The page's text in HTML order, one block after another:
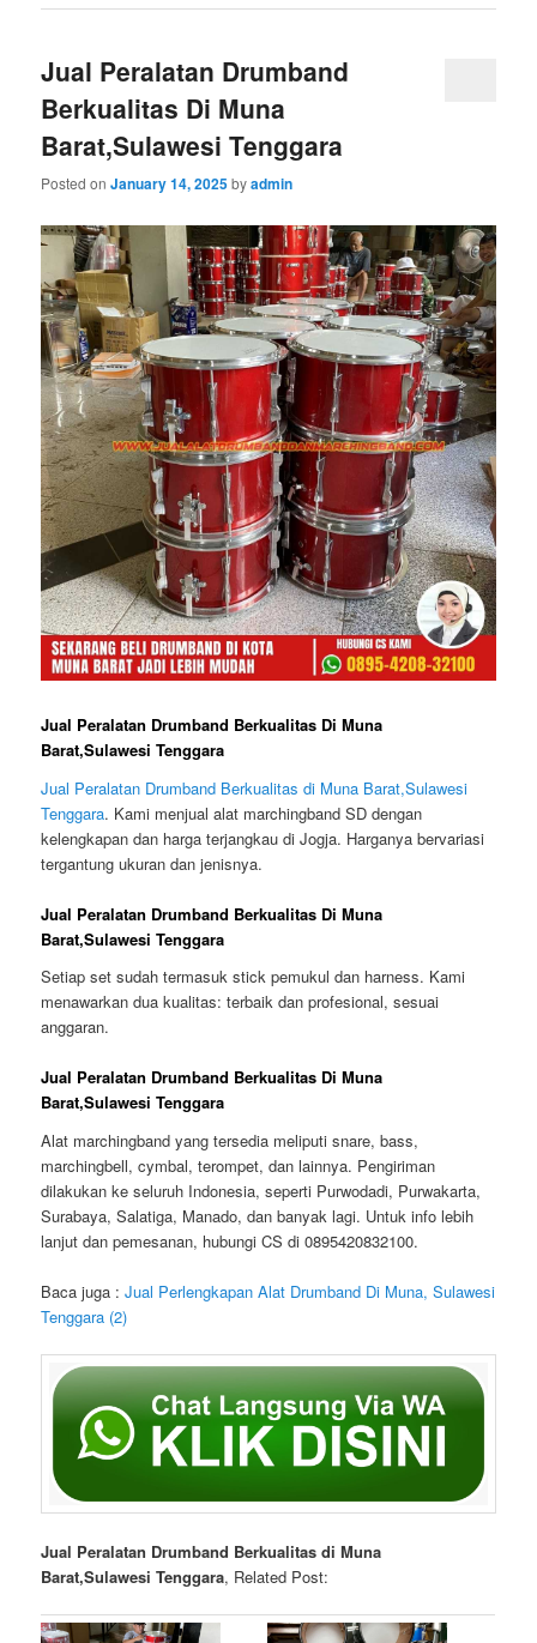
Jual Peralatan Drumband
Berkualitas Di Muna
Barat,Sulawesi Tenggara
Posted onJanuary 14, 2025byadmin
Jual Peralatan Drumband Berkualitas Di Muna
Barat,Sulawesi Tenggara
Jual Peralatan Drumband Berkualitas di Muna Barat,Sulawesi
Tenggara. Kami menjual alat marchingband SD dengan
kelengkapan dan harga terjangkau di Jogja. Harganya bervariasi
tergantung ukuran dan jenisnya.
Jual Peralatan Drumband Berkualitas Di Muna
Barat,Sulawesi Tenggara
Setiap set sudah termasuk stick pemukul dan harness. Kami
menawarkan dua kualitas: terbaik dan profesional, sesuai
anggaran.
Jual Peralatan Drumband Berkualitas Di Muna
Barat,Sulawesi Tenggara
Alat marchingband yang tersedia meliputi snare, bass,
marchingbell, cymbal, terompet, dan lainnya. Pengiriman
dilakukan ke seluruh Indonesia, seperti Purwodadi, Purwakarta,
Surabaya, Salatiga, Manado, dan banyak lagi. Untuk info lebih
lanjut dan pemesanan, hubungi CS di 0895420832100.
Baca juga :Jual Perlengkapan Alat Drumband Di Muna, Sulawesi
Tenggara (2)
Jual Peralatan Drumband Berkualitas di Muna
Barat,Sulawesi Tenggara, Related Post: